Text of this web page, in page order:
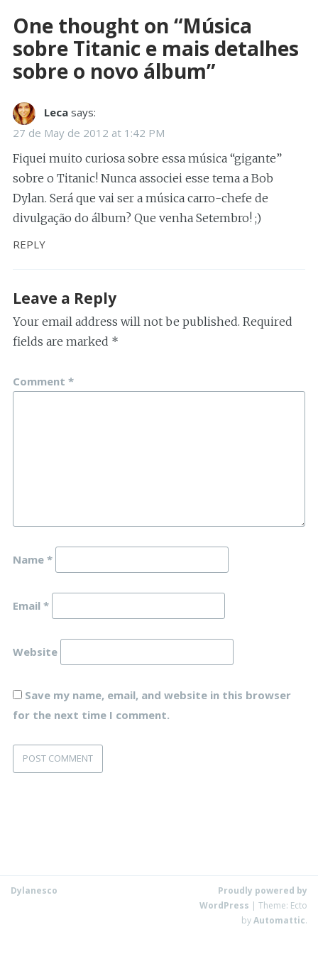
One thought on “Música
sobre Titanic e mais detalhes
sobre o novo álbum”
Leca says:
27 de May de 2012 at 1:42 PM
Fiquei muito curiosa sobre essa música “gigante”
sobre o Titanic! Nunca associei esse tema a Bob
Dylan. Será que vai ser a música carro-chefe de
divulgação do álbum? Que venha Setembro! ;)
REPLY
Leave a Reply
Your email address will not be published. Required
fields are marked *
Comment *
Name *
Email *
Website
Save my name, email, and website in this browser
for the next time I comment.
Dylanesco
Proudly powered by
WordPress | Theme: Ecto
byAutomattic.